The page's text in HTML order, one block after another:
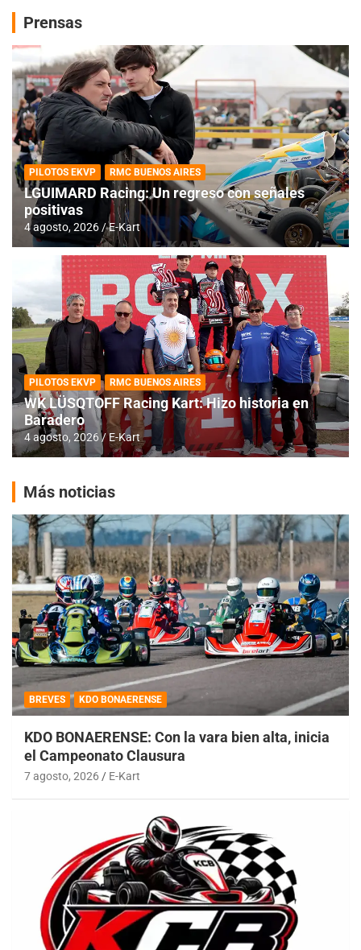
Prensas
PILOTOS EKVP RMC BUENOS AIRES
LGUIMARD Racing: Un regreso con señales
positivas
4 agosto, 2026 E-Kart
PILOTOS EKVP RMC BUENOS AIRES
WK LÜSQTOFF Racing Kart: Hizo historia en
Baradero
4 agosto, 2026 E-Kart
Más noticias
BREVES KDO BONAERENSE
KDO BONAERENSE: Con la vara bien alta, inicia
el Campeonato Clausura
7 agosto, 2026 E-Kart